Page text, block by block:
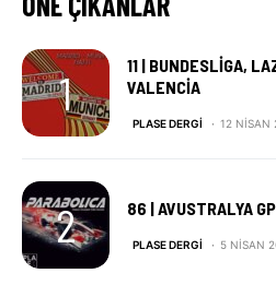
11 | BUNDESLIGA,
VALENCIA
PLASE DERGI 12 NISAN
86 | AVUSTRALYA GP
PLASE DERGI 5 NISAN